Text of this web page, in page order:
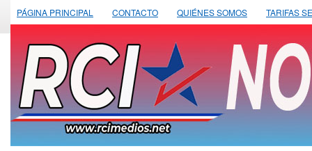
PÁGINA PRINCIPAL CONTACTO QUIÉNES SOMOS TARIFAS